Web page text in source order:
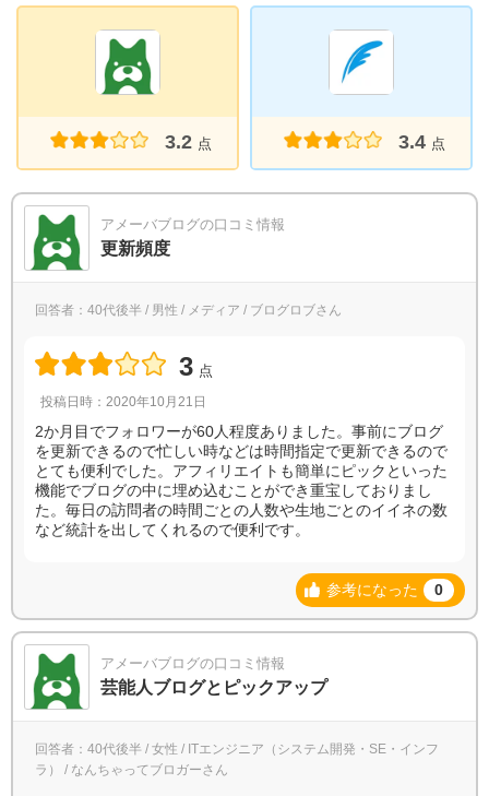
3.2 点 3.4 点
アメーバブログの口コミ情報
更新頻度
回答者：40代後半 / 男性 / メディア / ブログロブさん
3 点
投稿日時：2020年10月21日
2か月目でフォロワーが60人程度ありました。事前にブログ
を更新できるので忙しい時などは時間指定で更新できるので
とても便利でした。アフィリエイトも簡単にピックといった
機能でブログの中に埋め込むことができ重宝しておりまし
た。毎日の訪問者の時間ごとの人数や生地ごとのイイネの数
など統計を出してくれるので便利です。
参考になった 0
アメーバブログの口コミ情報
芸能人ブログとピックアップ
回答者：40代後半 / 女性 / ITエンジニア（システム開発・SE・インフ
ラ） / なんちゃってブロガーさん